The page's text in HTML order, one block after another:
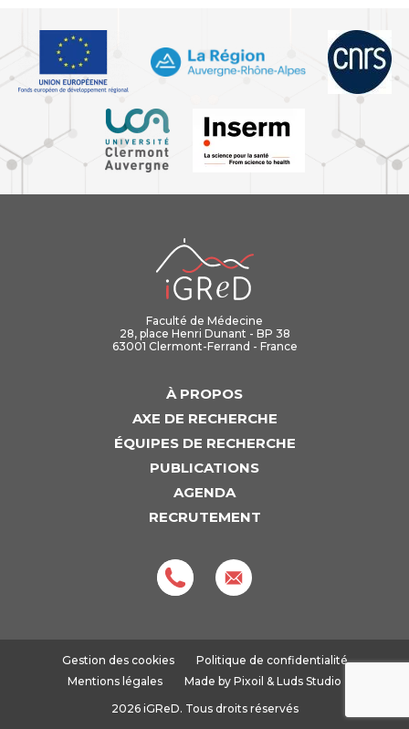
Faculté de Médecine
28, place Henri Dunant - BP 38
63001 Clermont-Ferrand - France
À PROPOS
AXE DE RECHERCHE
ÉQUIPES DE RECHERCHE
PUBLICATIONS
AGENDA
RECRUTEMENT
Gestion des cookies
Politique de confidentialité
Mentions légales
Made by Pixoil &Luds Studio
2026 iGReD. Tous droits réservés